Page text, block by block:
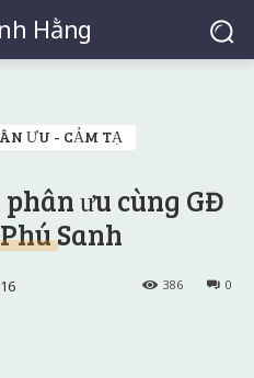
Hằng
ƯU - CẢM TẠ
ưu cùng GĐ
Sanh
0
386